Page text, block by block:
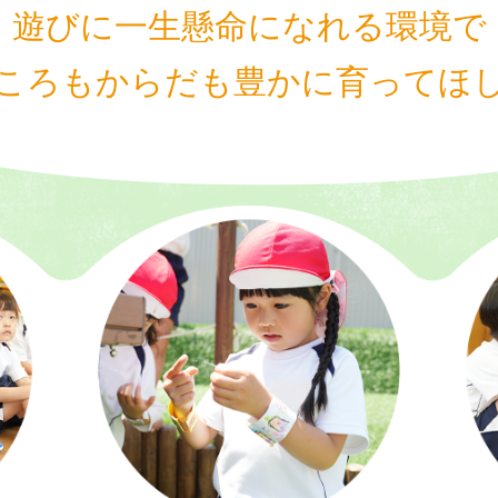
遊びに一生懸命になれる環境で
ろもからだも 豊かに育ってほ